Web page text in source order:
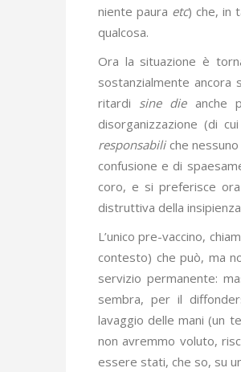
niente paura etc) che, in
qualcosa.
Ora la situazione è
sostanzialmente ancora
ritardi sine dieanche
disorganizzazione (di
responsabiliche nessuno
confusione e di
coro, e si preferisce
distruttiva della
L’unico pre-vaccino,
contesto) che può, ma
servizio permanente:
sembra, per il
lavaggio delle mani (un
non avremmo voluto,
essere stati, che so, su